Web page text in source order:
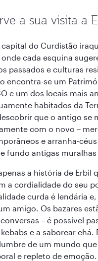
a sua visita a
capital do Curdistão
cada esquina
passados e culturas
encontra-se um
e um dos locais mais
habitados da
que o antigo se
com o novo –
e arranha-
fundo antigas muralhas
a história de Erbil
a cordialidade do seu
curda é lendária
amigo. Os bazares
– é possível
e a saborear chá.
de um mundo
e repleto de emoção.